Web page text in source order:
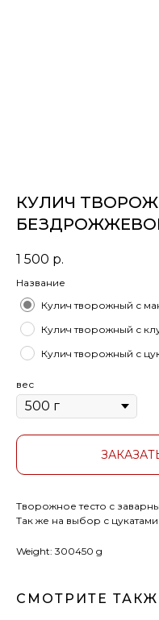
КУЛИЧ
1 500 р.
Название
Кулич творожный с
Кулич творожный с
Кулич творожный с
вес
Творожное тесто с
Так же на выбор с
Weight: 300450 g
СМОТРИТЕ